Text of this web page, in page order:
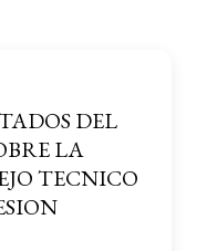
DEL
LA
TECNICO